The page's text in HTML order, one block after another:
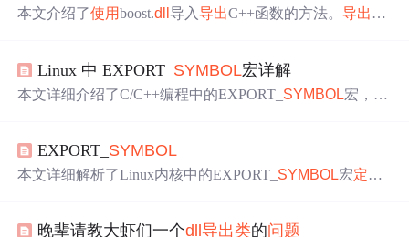
本文介绍了使用boost.dll 导入导出C++函数的方法。导出 函
t::dll::shared_library等。此外，还提及了全局函数调用异
常、添加namespace后 导出全局C++函数调用有问题 等异常
Linux 中 EXPORT_ SYMBOL宏详解
本文详细介绍了C/C++编程中的EXPORT_ SYMBOL宏，包
现符号导出和代码共享。,
EXPORT_ SYMBOL
本文详细解析了Linux内核中的EXPORT_ SYMBOL宏定义
系统级交互、生命周期管理和安全性。
晚辈请教大虾们一个dll导出类的问题